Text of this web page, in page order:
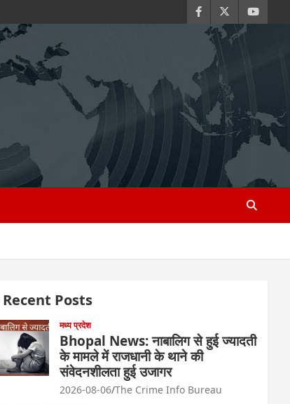
Recent Posts
मध्य प्रदेश
Bhopal News: नाबालिग से हुई ज्यादती
के मामले में राजधानी के थाने की
संवेदनशीलता हुई उजागर
2026-08-06 The Crime Info Bureau